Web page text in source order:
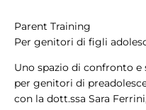
Parent Training
Per genitori di figli
Uno spazio di confronto
per genitori di
con la dott.ssa Sara